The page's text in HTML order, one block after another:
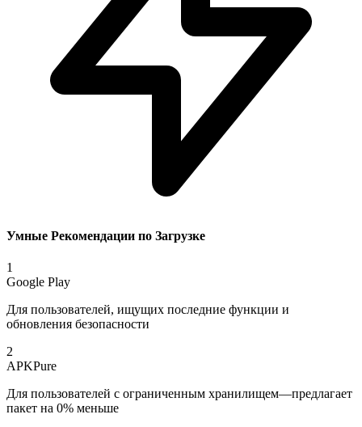
Умные Рекомендации по Загрузке
1
Google Play
Для пользователей, ищущих последние функции и
обновления безопасности
2
APKPure
Для пользователей с ограниченным хранилищем—предлагает
пакет на 0% меньше